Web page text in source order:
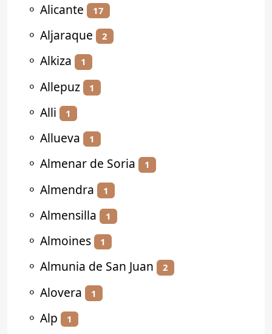
⚬ Alicante 17
⚬ Aljaraque 2
⚬ Alkiza 1
⚬ Allepuz 1
⚬ Alli 1
⚬ Allueva 1
⚬ Almenar de Soria 1
⚬ Almendra 1
⚬ Almensilla 1
⚬ Almoines 1
⚬ Almunia de San Juan 2
⚬ Alovera 1
⚬ Alp 1